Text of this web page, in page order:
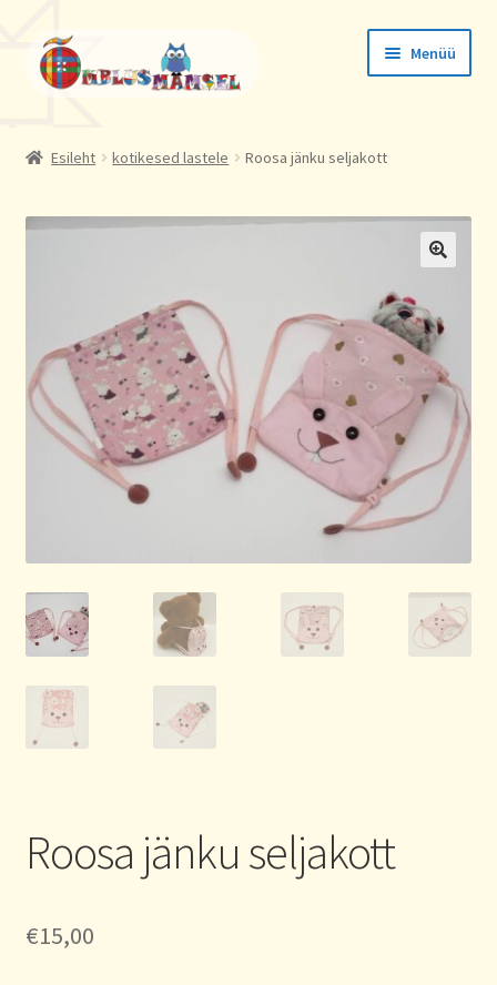
Liigu
navigeerimisele
Liigu
sisu
juurde
Menüü
Esileht kotikesed lastele Roosa jänku seljakott
Roosa jänku seljakott
€15,00